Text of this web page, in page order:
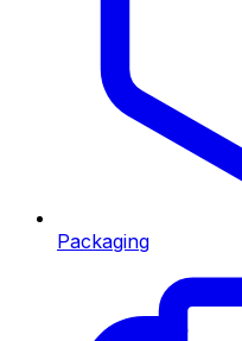
Packaging